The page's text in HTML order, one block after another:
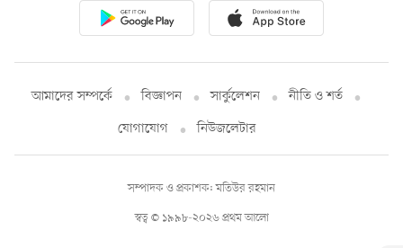
আমাদের সম্পর্কে বিজ্ঞাপন সার্কুলেশন
নীতি ও শর্ত
যোগাযোগ
নিউজলেটার
স্বত্ব © ১৯৯৮-২০২৬ প্রথম আলো
সম্পাদক ও প্রকাশক: মতিউর রহমান